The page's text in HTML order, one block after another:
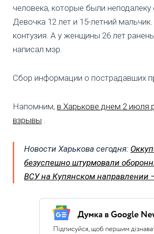
человека, которые были неподалеку
Девочка 12 лет и 15-летний
контузия. А у женщины 26 лет
написал мэр.
Сбор информации о пострадавших
Напомним, в Харькове днем 2 июля
взрывы .
Новости Харькова сегодня:
безуспешно штурмовали
ВСУ на Купянском направлении